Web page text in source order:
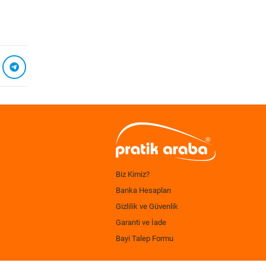
Biz Kimiz?
Banka Hesapları
Gizlilik ve Güvenlik
Garanti ve İade
Bayi Talep Formu